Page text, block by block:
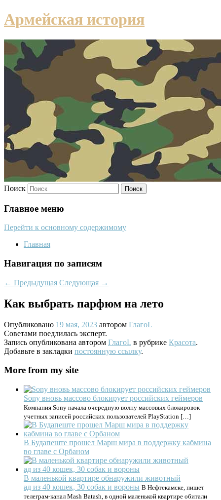
Армейская история
Поиск
Главное меню
Перейти к основному содержимому
Главная
Навигация по записям
← Предыдущая Следующая →
Как выбрать парфюм на лето
Опубликовано 19 мая, 2023 автором ГлагоL
Советами поедлилась эксперт.
Запись опубликована автором ГлагоL в рубрике Красота.
Добавьте в закладки постоянную ссылку.
More from my site
Sony вновь массово блокирует российских геймеров
Компания Sony начала очередную волну массовых блокировок
учетных записей российских пользователей PlayStation […]
В Будапеште прошел Марш мира в поддержку кабмина
во главе с Орбаном
В маленькой квартире обнаружили животный
ад из 40 кошек, 30 собак и вороны В Нефтекамске, пишет
телеграм-канал Mash Batash, в одной маленькой квартире обитали